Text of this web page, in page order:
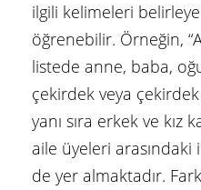
ilgili kelimeleri
öğrenebilir. Örneğin,
listede anne, baba,
çekirdek veya
yanı sıra erkek ve
aile üyeleri
de yer almaktadır.